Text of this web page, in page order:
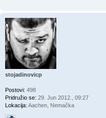
stojadinovicp
Postovi: 498
Pridružio se: 29. Jun 2012., 09:27
Lokacija: Aachen, Nemačka